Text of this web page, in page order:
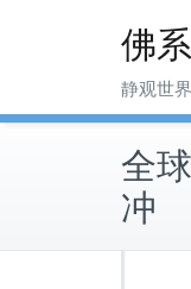
佛
静观世
全
冲